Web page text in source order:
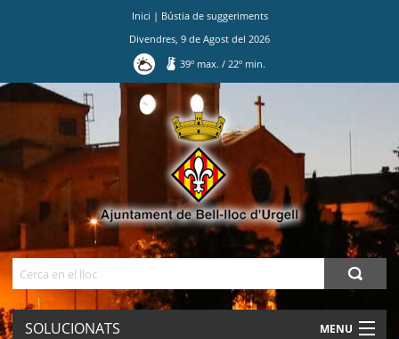
Inici | Bústia de suggeriments
Divendres 9 de Agost del 2026
39º max./ 22º min.
SOLUCIONATS MENU